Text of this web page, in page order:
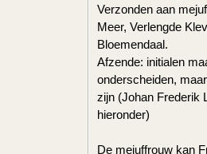
Verzonden aan
Meer, Verlengde
Bloemendaal.
Afzende: initialen
onderscheiden,
zijn (Johan Frederik
hieronder)
De mejuffrouw kan